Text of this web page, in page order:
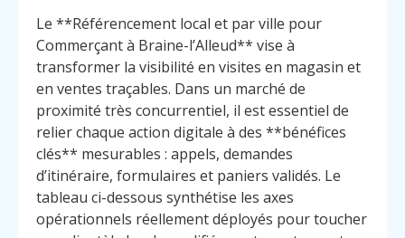
Appelez
Le **Référencement local et par ville pour
Commerçant à Braine-l’Alleud** vise à
transformer la visibilité en visites en magasin et
en ventes traçables. Dans un marché de
proximité très concurrentiel, il est essentiel de
relier chaque action digitale à des **bénéfices
clés** mesurables : appels, demandes
d’itinéraire, formulaires et paniers validés. Le
tableau ci-dessous synthétise les axes
opérationnels réellement déployés pour toucher